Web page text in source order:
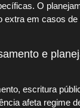
O
extra em casos
e
escritura
afeta regime